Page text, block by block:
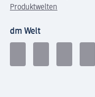
Produktwelten
dm Welt